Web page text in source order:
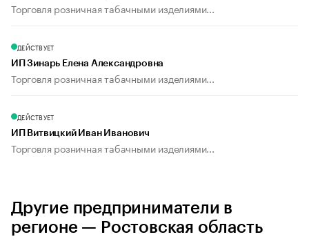
Торговля розничная табачными изделиями...
ДЕЙСТВУЕТ
ИП Зинарь Елена Александровна
Торговля розничная табачными изделиями...
ДЕЙСТВУЕТ
ИП Витвицкий Иван Иванович
Торговля розничная табачными изделиями...
Другие предприниматели в
регионе — Ростовская область